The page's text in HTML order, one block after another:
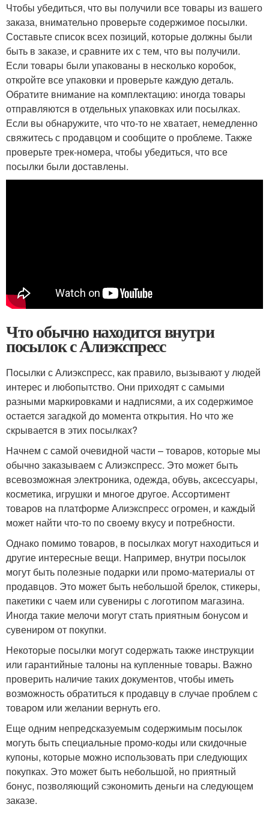
Чтобы убедиться, что вы получили все товары из вашего
заказа, внимательно проверьте содержимое посылки.
Составьте список всех позиций, которые должны были
быть в заказе, и сравните их с тем, что вы получили.
Если товары были упакованы в несколько коробок,
откройте все упаковки и проверьте каждую деталь.
Обратите внимание на комплектацию: иногда товары
отправляются в отдельных упаковках или посылках.
Если вы обнаружите, что что-то не хватает, немедленно
свяжитесь с продавцом и сообщите о проблеме. Также
проверьте трек-номера, чтобы убедиться, что все
посылки были доставлены.
Что обычно находится внутри
посылок с Алиэкспресс
Посылки с Алиэкспресс, как правило, вызывают у людей
интерес и любопытство. Они приходят с самыми
разными маркировками и надписями, а их содержимое
остается загадкой до момента открытия. Но что же
скрывается в этих посылках?
Начнем с самой очевидной части – товаров, которые мы
обычно заказываем с Алиэкспресс. Это может быть
всевозможная электроника, одежда, обувь, аксессуары,
косметика, игрушки и многое другое. Ассортимент
товаров на платформе Алиэкспресс огромен, и каждый
может найти что-то по своему вкусу и потребности.
Однако помимо товаров, в посылках могут находиться и
другие интересные вещи. Например, внутри посылок
могут быть полезные подарки или промо-материалы от
продавцов. Это может быть небольшой брелок, стикеры,
пакетики с чаем или сувениры с логотипом магазина.
Иногда такие мелочи могут стать приятным бонусом и
сувениром от покупки.
Некоторые посылки могут содержать также инструкции
или гарантийные талоны на купленные товары. Важно
проверить наличие таких документов, чтобы иметь
возможность обратиться к продавцу в случае проблем с
товаром или желании вернуть его.
Еще одним непредсказуемым содержимым посылок
могуть быть специальные промо-коды или скидочные
купоны, которые можно использовать при следующих
покупках. Это может быть небольшой, но приятный
бонус, позволяющий сэкономить деньги на следующем
заказе.